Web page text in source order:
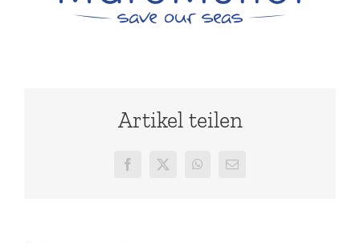
Artikel teilen
Facebook
X WhatsApp
E-